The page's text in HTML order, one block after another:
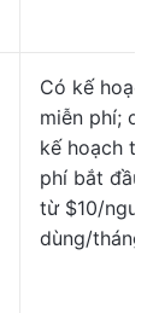
Có kế hoạch
miễn phí; các
kế hoạch trả
phí bắt đầu
từ $10/người
dùng/tháng